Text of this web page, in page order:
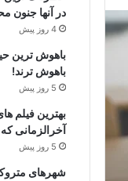
در آنها
4 روز پیش
باهوش ترند!
5 روز پیش
آخرالزمانی
5 روز پیش